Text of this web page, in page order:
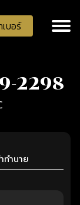
บอร์
2298
ทำนาย